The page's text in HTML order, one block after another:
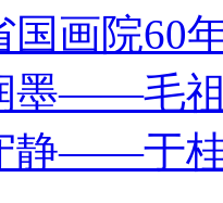
国画院60
墨——毛
静——于